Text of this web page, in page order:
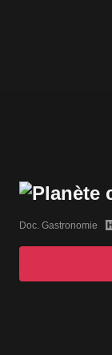
Doc. Gastronomie